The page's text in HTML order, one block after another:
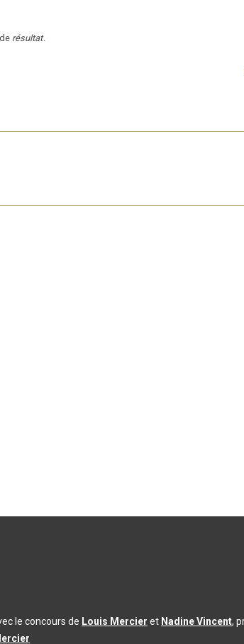
résultat.
le concours de Louis Mercier et Nadine Vincent,